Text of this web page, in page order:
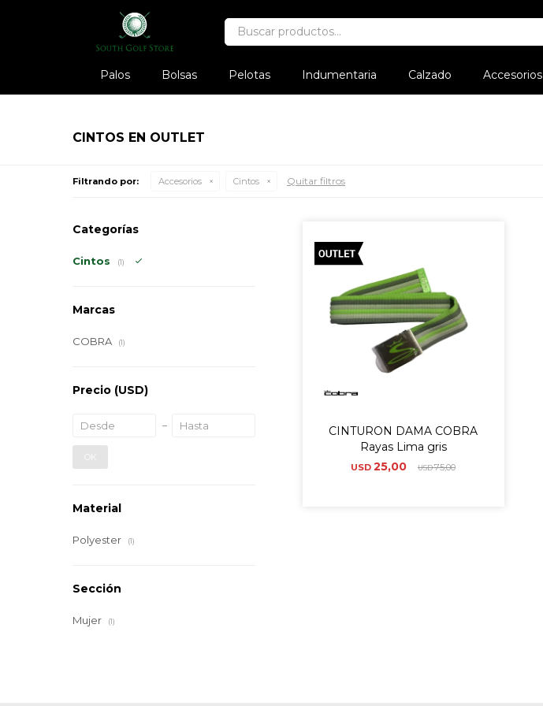
Palos Bolsas Pelotas Indumentaria Calzado Accesorios
CINTOS EN OUTLET
Filtrando por: Accesorios Cintos Quitar filtros
CINTURON DAMA COBRA
Rayas Lima gris
USD 25,00 USD75,00
Categorías
Cintos (1)
Marcas
COBRA (1)
Precio (USD)
OK
Material
Polyester (1)
Sección
Mujer (1)